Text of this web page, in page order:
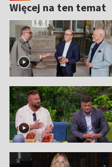
Więcej na ten temat